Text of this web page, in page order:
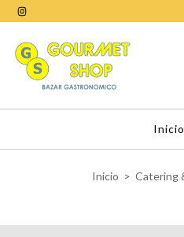
Inicio
Inicio > Catering